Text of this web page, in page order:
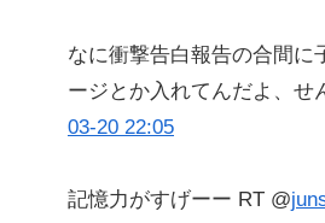
なに衝撃告白報告の合間に
ージとか入れてんだよ、せ
03-20 22:05
記憶力がすげーー RT @